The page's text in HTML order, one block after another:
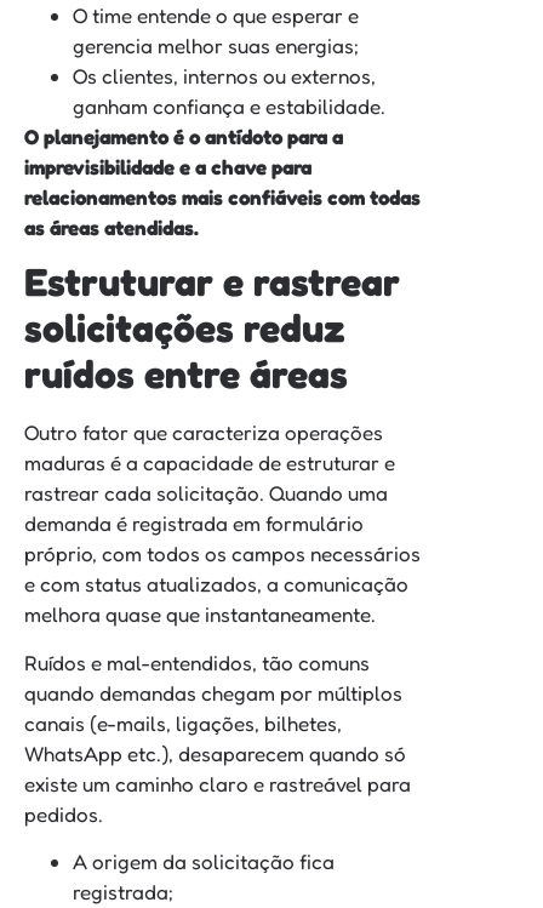
O time entende o que esperar e
gerencia melhor suas energias;
Os clientes, internos ou externos,
ganham confiança e estabilidade.
O planejamento é o antídoto para a
imprevisibilidade e a chave para
relacionamentos mais confiáveis com todas
as áreas atendidas.
Estruturar e rastrear
solicitações reduz
ruídos entre áreas
Outro fator que caracteriza operações
maduras é a capacidade de estruturar e
rastrear cada solicitação. Quando uma
demanda é registrada em formulário
próprio, com todos os campos necessários
e com status atualizados, a comunicação
melhora quase que instantaneamente.
Ruídos e mal-entendidos, tão comuns
quando demandas chegam por múltiplos
canais (e-mails, ligações, bilhetes,
WhatsApp etc.), desaparecem quando só
existe um caminho claro e rastreável para
pedidos.
A origem da solicitação fica
registrada;